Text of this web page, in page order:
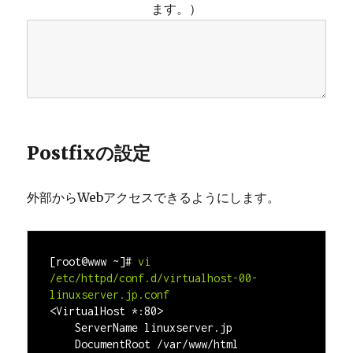
ます。）
Postfixの設定
外部からWebアクセスできるようにします。
[root@www ~]# vi
/etc/httpd/conf.d/virtualhost-00-
linuxserver.jp
<VirtualHost *:80>
    ServerName
linuxserver.jp
    DocumentRoot /var/www/html